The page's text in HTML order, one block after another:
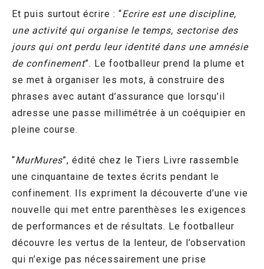
Et puis surtout écrire : “Ecrire est une discipline,
une activité qui organise le temps, sectorise des
jours qui ont perdu leur identité dans une amnésie
de confinement”. Le footballeur prend la plume et
se met à organiser les mots, à construire des
phrases avec autant d’assurance que lorsqu’il
adresse une passe millimétrée à un coéquipier en
pleine course.
“MurMures”, édité chez le Tiers Livre rassemble
une cinquantaine de textes écrits pendant le
confinement. Ils expriment la découverte d’une vie
nouvelle qui met entre parenthèses les exigences
de performances et de résultats. Le footballeur
découvre les vertus de la lenteur, de l’observation
qui n’exige pas nécessairement une prise